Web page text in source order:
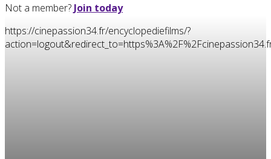
Not a member? Join today
https://cinepassion34.fr/encyclopediefilms/?